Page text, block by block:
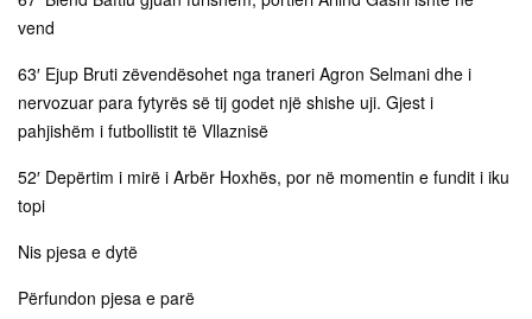
vend
63′ Ejup Bruti zëvendësohet nga traneri Agron Selmani dhe i
nervozuar para fytyrës së tij godet një shishe uji. Gjest i
pahjishëm i futbollistit të Vllaznisë
52′ Depërtim i mirë i Arbër Hoxhës, por në momentin e fundit i iku
topi
Nis pjesa e dytë
Përfundon pjesa e parë